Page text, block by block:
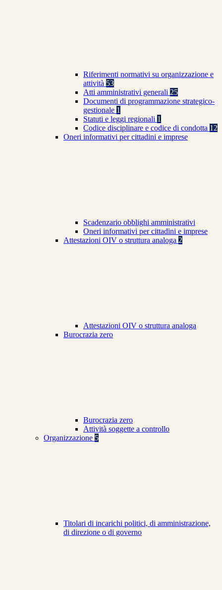
Riferimenti normativi su organizzazione e
attività 53
Atti amministrativi generali 25
Documenti di programmazione strategico-
gestionale 1
Statuti e leggi regionali 1
Codice disciplinare e codice di condotta 12
Oneri informativi per cittadini e imprese
Scadenzario obblighi amministrativi
Oneri informativi per cittadini e imprese
Attestazioni OIV o struttura analoga 2
Attestazioni OIV o struttura analoga
Burocrazia zero
Burocrazia zero
Attività soggette a controllo
Organizzazione 5
Titolari di incarichi politici, di amministrazione,
di direzione o di governo